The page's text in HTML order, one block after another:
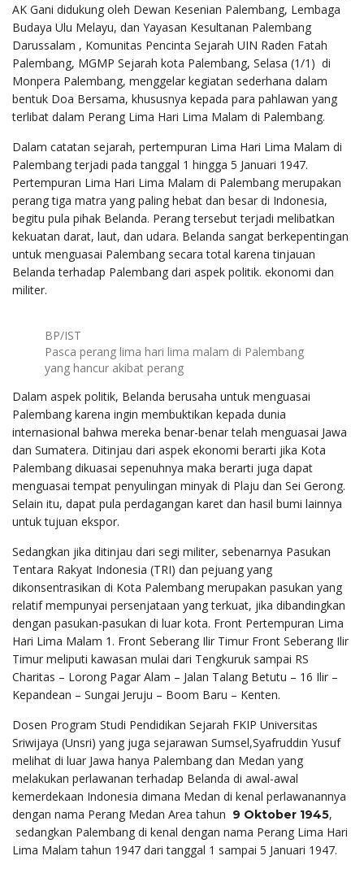
AK Gani didukung oleh Dewan Kesenian Palembang, Lembaga
Budaya Ulu Melayu, dan Yayasan Kesultanan Palembang
Darussalam , Komunitas Pencinta Sejarah UIN Raden Fatah
Palembang, MGMP Sejarah kota Palembang, Selasa (1/1) di
Monpera Palembang, menggelar kegiatan sederhana dalam
bentuk Doa Bersama, khususnya kepada para pahlawan yang
terlibat dalam Perang Lima Hari Lima Malam di Palembang.
Dalam catatan sejarah, pertempuran Lima Hari Lima Malam di
Palembang terjadi pada tanggal 1 hingga 5 Januari 1947.
Pertempuran Lima Hari Lima Malam di Palembang merupakan
perang tiga matra yang paling hebat dan besar di Indonesia,
begitu pula pihak Belanda. Perang tersebut terjadi melibatkan
kekuatan darat, laut, dan udara. Belanda sangat berkepentingan
untuk menguasai Palembang secara total karena tinjauan
Belanda terhadap Palembang dari aspek politik. ekonomi dan
militer.
BP/IST
Pasca perang lima hari lima malam di Palembang
yang hancur akibat perang
Dalam aspek politik, Belanda berusaha untuk menguasai
Palembang karena ingin membuktikan kepada dunia
internasional bahwa mereka benar-benar telah menguasai Jawa
dan Sumatera. Ditinjau dari aspek ekonomi berarti jika Kota
Palembang dikuasai sepenuhnya maka berarti juga dapat
menguasai tempat penyulingan minyak di Plaju dan Sei Gerong.
Selain itu, dapat pula perdagangan karet dan hasil bumi lainnya
untuk tujuan ekspor.
Sedangkan jika ditinjau dari segi militer, sebenarnya Pasukan
Tentara Rakyat Indonesia (TRI) dan pejuang yang
dikonsentrasikan di Kota Palembang merupakan pasukan yang
relatif mempunyai persenjataan yang terkuat, jika dibandingkan
dengan pasukan-pasukan di luar kota. Front Pertempuran Lima
Hari Lima Malam 1. Front Seberang Ilir Timur Front Seberang Ilir
Timur meliputi kawasan mulai dari Tengkuruk sampai RS
Charitas – Lorong Pagar Alam – Jalan Talang Betutu – 16 Ilir –
Kepandean – Sungai Jeruju – Boom Baru – Kenten.
Dosen Program Studi Pendidikan Sejarah FKIP Universitas
Sriwijaya (Unsri) yang juga sejarawan Sumsel,Syafruddin Yusuf
melihat di luar Jawa hanya Palembang dan Medan yang
melakukan perlawanan terhadap Belanda di awal-awal
kemerdekaan Indonesia dimana Medan di kenal perlawanannya
dengan nama Perang Medan Area tahun 9 Oktober 1945,
sedangkan Palembang di kenal dengan nama Perang Lima Hari
Lima Malam tahun 1947 dari tanggal 1 sampai 5 Januari 1947.